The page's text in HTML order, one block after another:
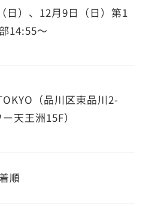
日）、12月9日（日）第1
14:55〜
（品川区東品川2-
天王洲15F）
順